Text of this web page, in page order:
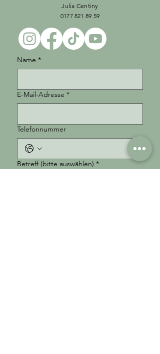
Julia Centiny
0177 821 89 59
Name *
E-Mail-Adresse *
Telefonnummer
Betreff (bitte auswählen) *